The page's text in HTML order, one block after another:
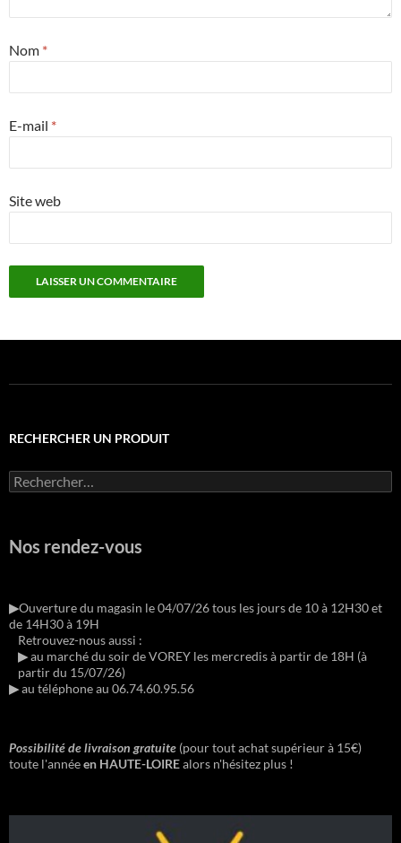
Nom *
E-mail *
Site web
RECHERCHER UN PRODUIT
Rechercher :
Nos rendez-vous
▶︎Ouverture du magasin le 04/07/26 tous les jours de 10 à 12H30 et
de 14H30 à 19H
Retrouvez-nous aussi :
▶︎au marché du soir de VOREY les mercredis à partir de 18H (à
partir du 15/07/26)
▶︎au téléphone au 06.74.60.95.56
Possibilité de livraison gratuite (pour tout achat supérieur à 15€)
toute l'annéeen HAUTE-LOIREalors n'hésitez plus !